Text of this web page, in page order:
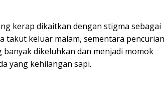
kerap dikaitkan dengan stigma sebagai
takut keluar malam, sementara pencurian
dikeluhkan dan menjadi momok
yang kehilangan sapi.